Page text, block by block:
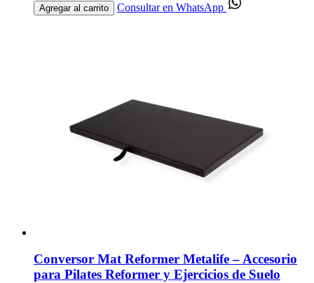
Agregar al carrito Consultar en WhatsApp
Conversor Mat Reformer Metalife – Accesorio
para Pilates Reformer y Ejercicios de Suelo